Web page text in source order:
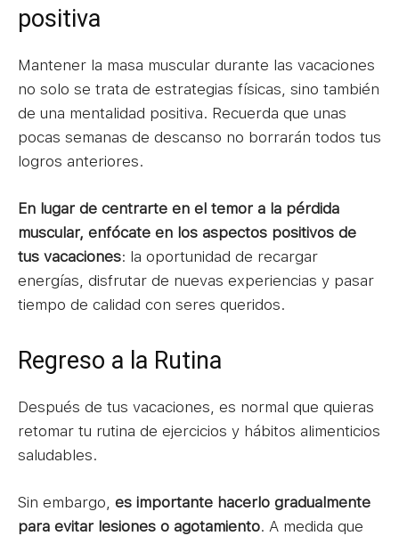
positiva
Mantener la masa muscular durante las vacaciones
no solo se trata de estrategias físicas, sino también
de una mentalidad positiva. Recuerda que unas
pocas semanas de descanso no borrarán todos tus
logros anteriores.
En lugar de centrarte en el temor a la pérdida
muscular, enfócate en los aspectos positivos de
tus vacaciones: la oportunidad de recargar
energías, disfrutar de nuevas experiencias y pasar
tiempo de calidad con seres queridos.
Regreso a la Rutina
Después de tus vacaciones, es normal que quieras
retomar tu rutina de ejercicios y hábitos alimenticios
saludables.
Sin embargo, es importante hacerlo gradualmente
para evitar lesiones o agotamiento. A medida que